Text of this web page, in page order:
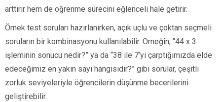
arttırır hem de öğrenme sürecini eğlenceli hale getirir.
Örnek test soruları hazırlanırken, açık uçlu ve çoktan seçmeli
soruların bir kombinasyonu kullanılabilir. Örneğin, “44 x 3
işleminin sonucu nedir?” ya da “38 ile 7’yi çarptığımızda elde
edeceğimiz en yakın sayı hangisidir?” gibi sorular, çeşitli
zorluk seviyeleriyle öğrencilerin düşünme becerilerini
geliştirebilir.